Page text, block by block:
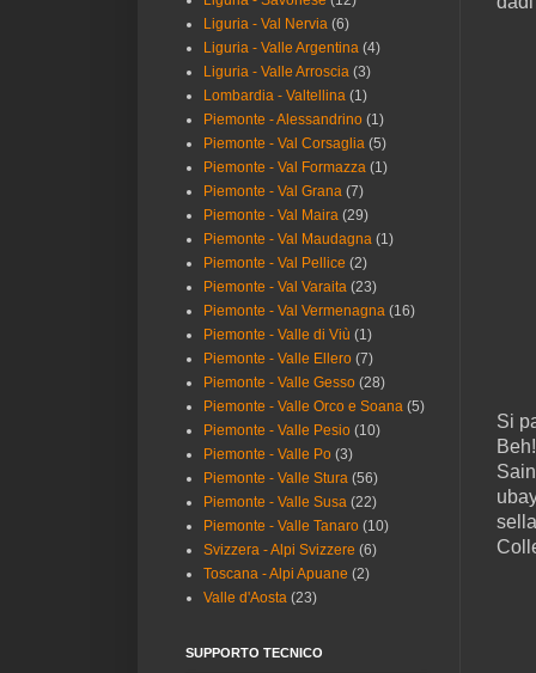
Si
Liguria - Val Nervia (6)
Liguria - Valle Argentina (4)
Liguria - Valle Arroscia (3)
Lombardia - Valtellina (1)
Piemonte - Alessandrino (1)
Piemonte - Val Corsaglia (5)
Piemonte - Val Formazza (1)
Piemonte - Val Grana (7)
Piemonte - Val Maira (29)
Piemonte - Val Maudagna (1)
Piemonte - Val Pellice (2)
Piemonte - Val Varaita (23)
Piemonte - Val Vermenagna (16)
Piemonte - Valle di Viù (1)
Piemonte - Valle Ellero (7)
Piemonte - Valle Gesso (28)
Piemonte - Valle Orco e Soana (5)
Piemonte - Valle Pesio (10)
Piemonte - Valle Po (3)
Piemonte - Valle Stura (56)
Piemonte - Valle Susa (22)
Piemonte - Valle Tanaro (10)
Svizzera - Alpi Svizzere (6)
Toscana - Alpi Apuane (2)
Valle d'Aosta (23)
SUPPORTO TECNICO